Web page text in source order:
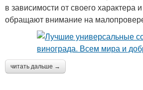
в зависимости от своего характера
обращают внимание на
читать дальше →